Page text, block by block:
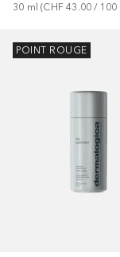
30 ml (CHF 43.00 / 100
POINT ROUGE